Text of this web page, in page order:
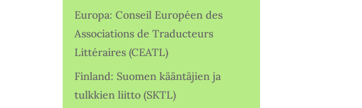
Europa: Conseil Européen des
Associations de Traducteurs
Littéraires (CEATL)
Finland: Suomen kääntäjien ja
tulkkien liitto (SKTL)